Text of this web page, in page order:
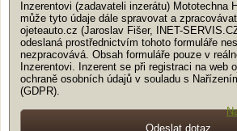
Inzerentovi (zadavateli inzerátu) Mototechna
může tyto údaje dále spravovat a
ojeteauto.cz (Jaroslav Fišer, INET-
odeslaná prostřednictvím tohoto formuláře
nezpracovává. Obsah formuláře pouze v
Inzerentovi. Inzerent se při registraci na web
ochraně osobních údajů v souladu s
(GDPR).